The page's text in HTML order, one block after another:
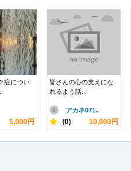
症につい
5,000円
皆さんの心の支えにな
れるよう話...
アカネ071..
- (0) 10,000円